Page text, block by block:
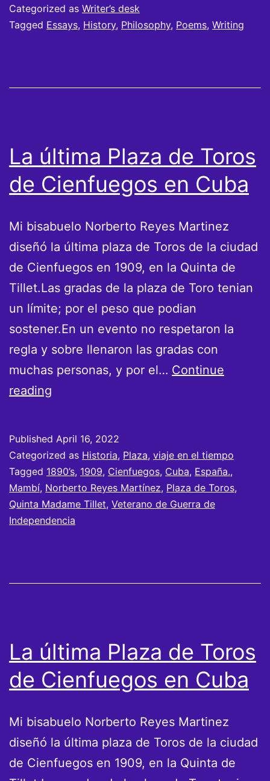
Categorized as Writer’s desk
Tagged Essays, History, Philosophy, Poems, Writing
La última Plaza de Toros
de Cienfuegos en Cuba
Mi bisabuelo Norberto Reyes Martinez
diseñó la última plaza de Toros de la ciudad
de Cienfuegos en 1909, en la Quinta de
Tillet.Las gradas de la plaza de Toro tenian
un límite; por el peso que podian
sostener.En un evento no respetaron la
regla y sobre llenaron las gradas con
muchas personas, y por el… Continue
reading
de
Toros
de
Cienfuegos
Published April 16, 2022
Categorized as Historia, Plaza, viaje en el tiempo
Tagged 1890’s, 1909, Cienfuegos, Cuba, España.,
Mambí, Norberto Reyes Martínez, Plaza de Toros,
Quinta Madame Tillet, Veterano de Guerra de
Independencia
La última Plaza de Toros
de Cienfuegos en Cuba
Mi bisabuelo Norberto Reyes Martinez
diseñó la última plaza de Toros de la ciudad
de Cienfuegos en 1909, en la Quinta de